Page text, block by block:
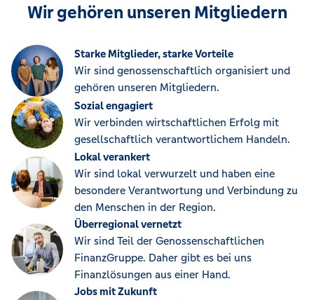
Wir gehören unseren Mitgliedern
Starke Mitglieder, starke Vorteile
Wir sind genossenschaftlich organisiert und
gehören unseren Mitgliedern.
Sozial engagiert
Wir verbinden wirtschaftlichen Erfolg mit
gesellschaftlich verantwortlichem Handeln.
Lokal verankert
Wir sind lokal verwurzelt und haben eine
besondere Verantwortung und Verbindung zu
den Menschen in der Region.
Überregional vernetzt
Wir sind Teil der Genossenschaftlichen
FinanzGruppe. Daher gibt es bei uns
Finanzlösungen aus einer Hand.
Jobs mit Zukunft